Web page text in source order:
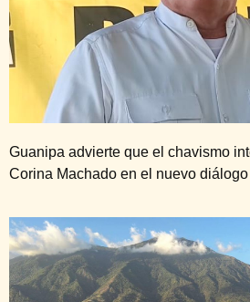
Guanipa advierte que el chavismo
Corina Machado en el nuevo diálogo